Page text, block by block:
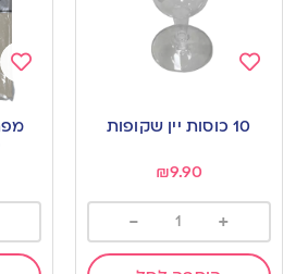
10 כוסות יין שקופות
₪9.90
+
-
Add